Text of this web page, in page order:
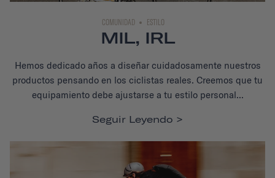
COMUNIDAD ESTILO
MIL, IRL
Hemos dedicado años a diseñar cuidadosamente nuestros
productos pensando en los ciclistas reales. Creemos que tu
equipamiento debe ajustarse a tu estilo personal...
Seguir Leyendo